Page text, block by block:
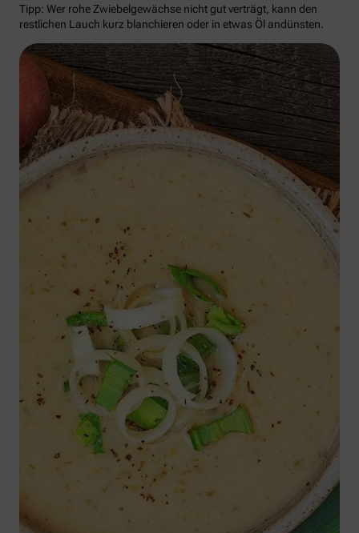
Tipp: Wer rohe Zwiebelgewächse nicht gut verträgt, kann den
restlichen Lauch kurz blanchieren oder in etwas Öl andünsten.